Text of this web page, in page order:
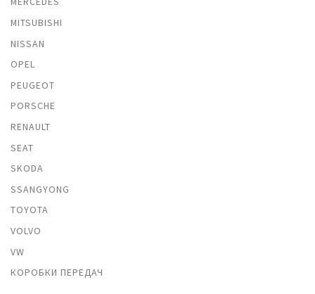
MITSUBISHI
NISSAN
OPEL
PEUGEOT
PORSCHE
RENAULT
SEAT
SKODA
SSANGYONG
TOYOTA
VOLVO
VW
КОРОБКИ ПЕРЕДАЧ